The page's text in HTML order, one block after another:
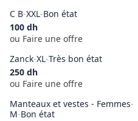
C B-XXL-Bon état
100 dh
ou Faire une offre
Zanck-XL-Très bon état
250 dh
ou Faire une offre
Manteaux et vestes - Femmes-
M-Bon état